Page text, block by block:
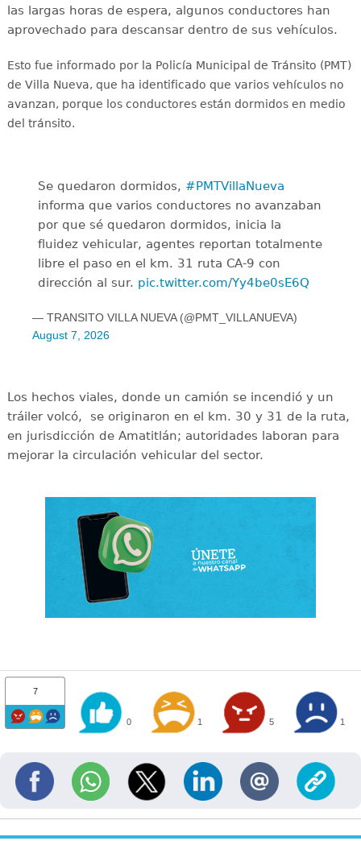
las largas horas de espera, algunos conductores han
aprovechado para descansar dentro de sus vehículos.
Esto fue informado por la Policía Municipal de Tránsito (PMT)
de Villa Nueva, que ha identificado que varios vehículos no
avanzan, porque los conductores están dormidos en medio
del tránsito.
Se quedaron dormidos, #PMTVillaNueva
informa que varios conductores no avanzaban
por que sé quedaron dormidos, inicia la
fluidez vehicular, agentes reportan totalmente
libre el paso en el km. 31 ruta CA-9 con
dirección al sur. pic.twitter.com/Yy4be0sE6Q
— TRANSITO VILLA NUEVA (@PMT_VILLANUEVA)
August 7, 2026
Los hechos viales, donde un camión se incendió y un
tráiler volcó, se originaron en el km. 30 y 31 de la ruta,
en jurisdicción de Amatitlán; autoridades laboran para
mejorar la circulación vehicular del sector.
7
0 1 5 1